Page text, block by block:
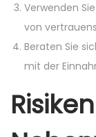
Verwenden
von
Beraten Sie
mit der